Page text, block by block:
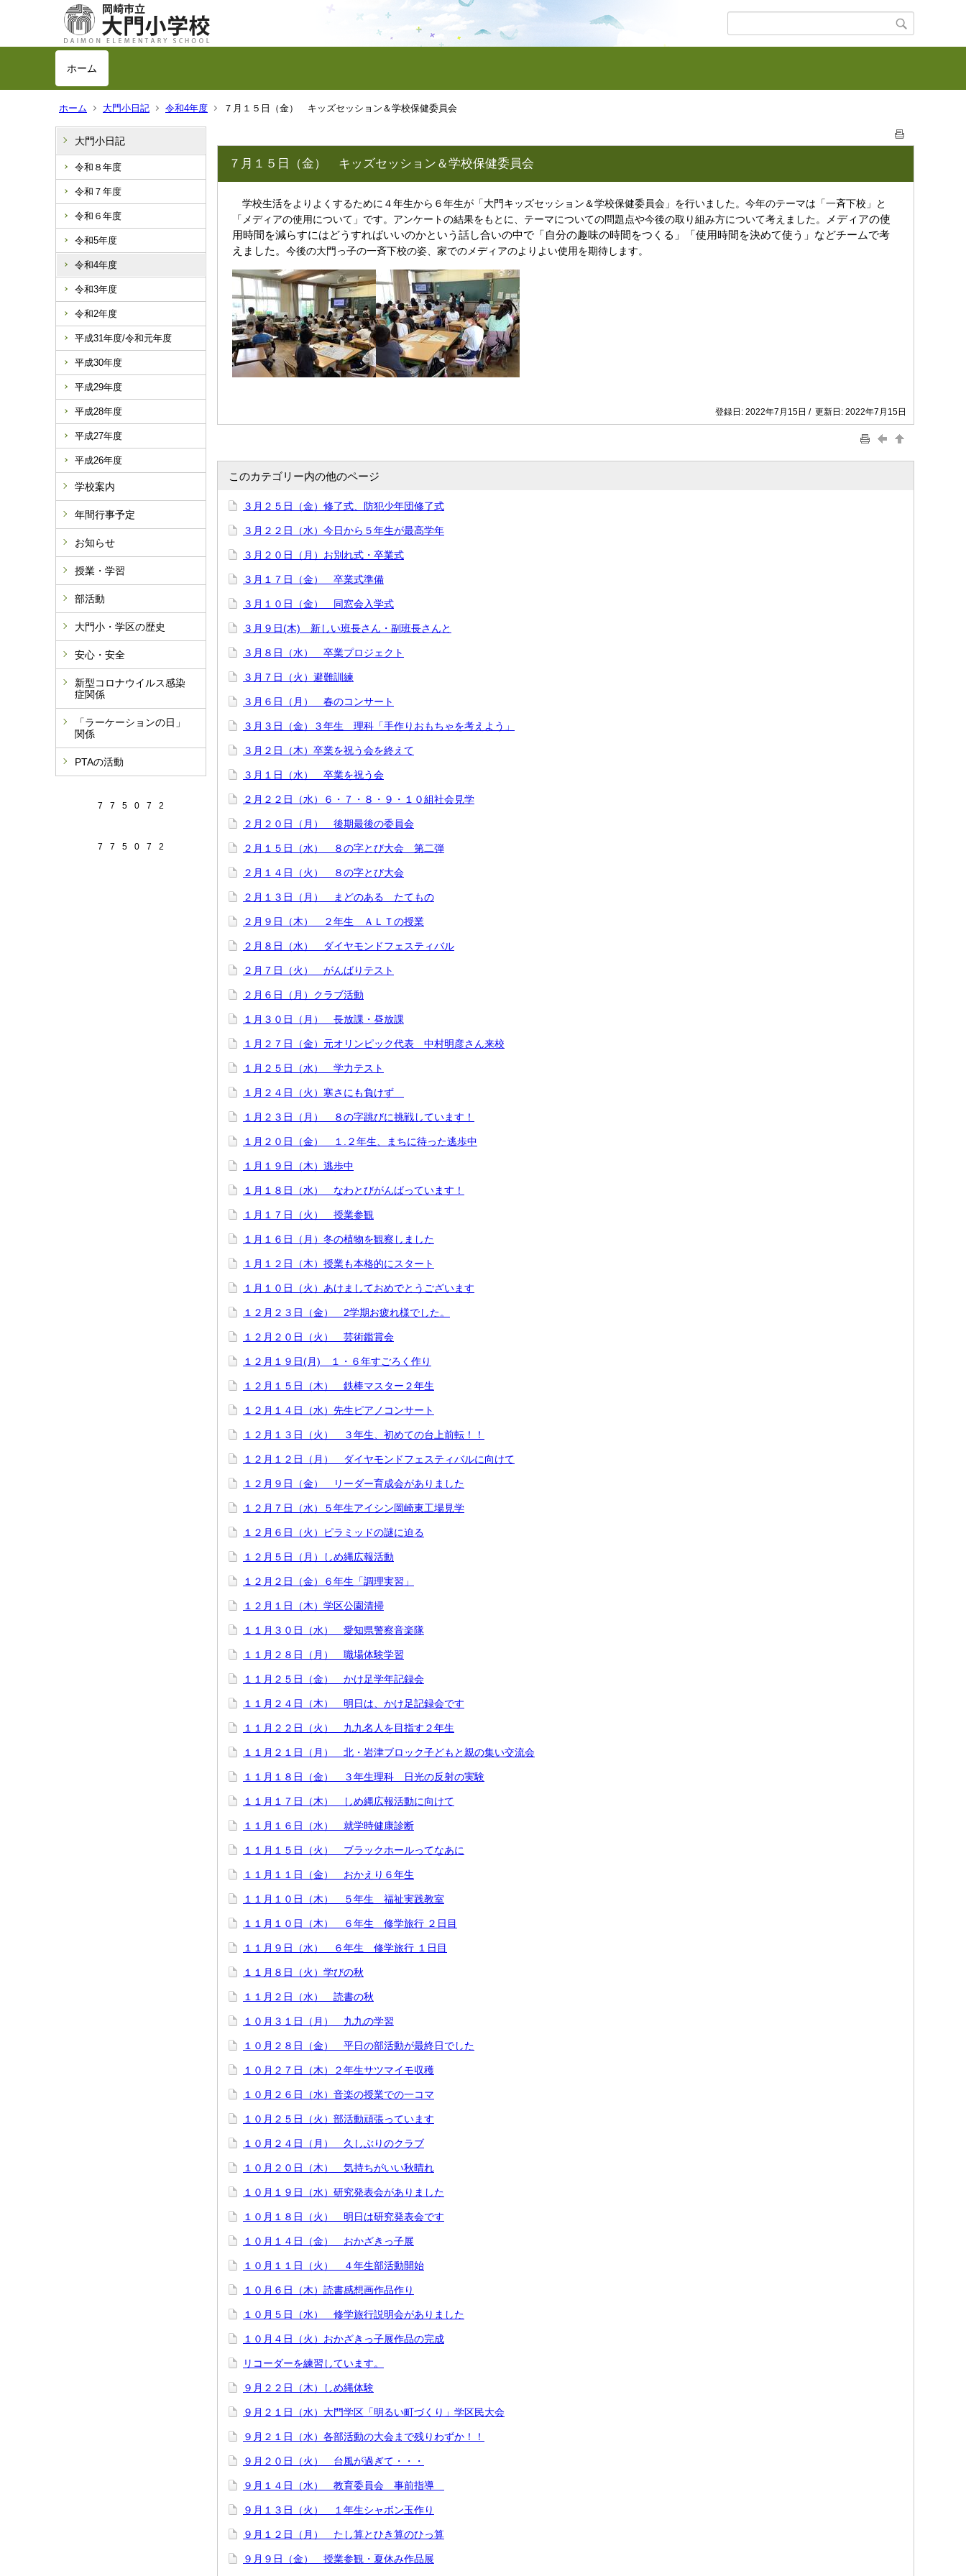
ホーム
ホーム 大門小日記 令和4年度 ７月１５日（金） キッズセッション＆学校保健委員会
大門小日記
令和８年度
令和７年度
令和６年度
令和5年度
令和4年度
令和3年度
令和2年度
平成31年度/令和元年度
平成30年度
平成29年度
平成28年度
平成27年度
平成26年度
学校案内
年間行事予定
お知らせ
授業・学習
部活動
大門小・学区の歴史
安心・安全
新型コロナウイルス感染
症関係
「ラーケーションの日」
関係
PTAの活動
7 7 5 0 7 2
7 7 5 0 7 2
７月１５日（金） キッズセッション＆学校保健委員会
学校生活をよりよくするために４年生から６年生が「大門キッズセッション＆学校保健委員会」を行いました。今年のテーマは「一斉下校」と
「メディアの使用について」です。アンケートの結果をもとに、テーマについての問題点や今後の取り組み方について考えました。
メディアの使
用時間を減らすにはどうすればいいのかという話し合いの中で「自分の趣味の時間をつくる」「使用時間を決めて使う」などチームで考
えました。 今後の大門っ子の一斉下校の姿、家でのメディアのよりよい使用を期待します。
登録日: 2022年7月15日 / 更新日: 2022年7月15日
このカテゴリー内の他のページ
３月２５日（金）修了式、防犯少年団修了式
３月２２日（水）今日から５年生が最高学年
３月２０日（月）お別れ式・卒業式
３月１７日（金） 卒業式準備
３月１０日（金） 同窓会入学式
３月９日(木) 新しい班長さん・副班長さんと
３月８日（水） 卒業プロジェクト
３月７日（火）避難訓練
３月６日（月） 春のコンサート
３月３日（金）３年生 理科「手作りおもちゃを考えよう」
３月２日（木）卒業を祝う会を終えて
３月１日（水） 卒業を祝う会
２月２２日（水）６・７・８・９・１０組社会見学
２月２０日（月） 後期最後の委員会
２月１５日（水） ８の字とび大会 第二弾
２月１４日（火） ８の字とび大会
２月１３日（月） まどのある たてもの
２月９日（木） ２年生 ＡＬＴの授業
２月８日（水） ダイヤモンドフェスティバル
２月７日（火） がんばりテスト
２月６日（月）クラブ活動
１月３０日（月） 長放課・昼放課
１月２７日（金）元オリンピック代表 中村明彦さん来校
１月２５日（水） 学力テスト
１月２４日（火）寒さにも負けず
１月２３日（月） ８の字跳びに挑戦しています！
１月２０日（金） １.２年生、まちに待った逃歩中
１月１９日（木）逃歩中
１月１８日（水） なわとびがんばっています！
１月１７日（火） 授業参観
１月１６日（月）冬の植物を観察しました
１月１２日（木）授業も本格的にスタート
１月１０日（火）あけましておめでとうございます
１２月２３日（金） 2学期お疲れ様でした。
１２月２０日（火） 芸術鑑賞会
１２月１９日(月) １・６年すごろく作り
１２月１５日（木） 鉄棒マスター２年生
１２月１４日（水）先生ピアノコンサート
１２月１３日（火） ３年生、初めての台上前転！！
１２月１２日（月） ダイヤモンドフェスティバルに向けて
１２月９日（金） リーダー育成会がありました
１２月７日（水）５年生アイシン岡崎東工場見学
１２月６日（火）ピラミッドの謎に迫る
１２月５日（月）しめ縄広報活動
１２月２日（金）６年生「調理実習」
１２月１日（木）学区公園清掃
１１月３０日（水） 愛知県警察音楽隊
１１月２８日（月） 職場体験学習
１１月２５日（金） かけ足学年記録会
１１月２４日（木） 明日は、かけ足記録会です
１１月２２日（火） 九九名人を目指す２年生
１１月２１日（月） 北・岩津ブロック子どもと親の集い交流会
１１月１８日（金） ３年生理科 日光の反射の実験
１１月１７日（木） しめ縄広報活動に向けて
１１月１６日（水） 就学時健康診断
１１月１５日（火） ブラックホールってなあに
１１月１１日（金） おかえり６年生
１１月１０日（木） ５年生 福祉実践教室
１１月１０日（木） ６年生 修学旅行 ２日目
１１月９日（水） ６年生 修学旅行 １日目
１１月８日（火）学びの秋
１１月２日（水） 読書の秋
１０月３１日（月） 九九の学習
１０月２８日（金） 平日の部活動が最終日でした
１０月２７日（木）２年生サツマイモ収穫
１０月２６日（水）音楽の授業での一コマ
１０月２５日（火）部活動頑張っています
１０月２４日（月） 久しぶりのクラブ
１０月２０日（木） 気持ちがいい秋晴れ
１０月１９日（水）研究発表会がありました
１０月１８日（火） 明日は研究発表会です
１０月１４日（金） おかざきっ子展
１０月１１日（火） ４年生部活動開始
１０月６日（木）読書感想画作品作り
１０月５日（水） 修学旅行説明会がありました
１０月４日（火）おかざきっ子展作品の完成
リコーダーを練習しています。
９月２２日（木）しめ縄体験
９月２１日（水）大門学区「明るい町づくり」学区民大会
９月２１日（水）各部活動の大会まで残りわずか！！
９月２０日（火） 台風が過ぎて・・・
９月１４日（水） 教育委員会 事前指導
９月１３日（火） １年生シャボン玉作り
９月１２日（月） たし算とひき算のひっ算
９月９日（金） 授業参観・夏休み作品展